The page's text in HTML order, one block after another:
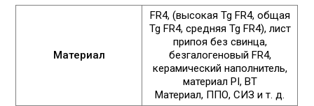
Материал
FR4, (высокая Tg FR4, общая
Tg FR4, средняя Tg FR4), лист
припоя без свинца,
безгалогеновый FR4,
керамический наполнитель,
материал PI, BT
Материал, ППО, СИЗ и т. д.